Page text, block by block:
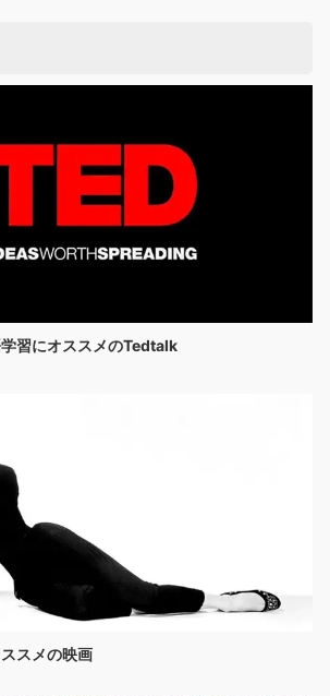
習にオススメのTedtalk
スメの映画